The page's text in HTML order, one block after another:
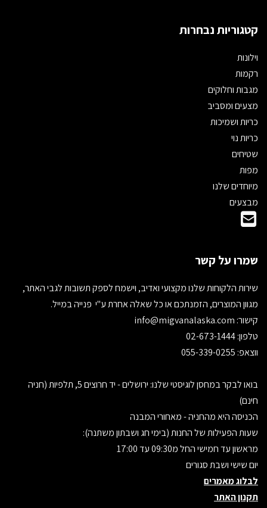
קטגוריות נבחרות
וילונות
רקמות
מגבות וחלוקים
מצעים ומסביב
כריות ושמיכות
כריות נוי
שטיחים
מפות
מיוחדים שלנו
מבצעים
שמרו על קשר
שירות הלקוחות שלנו מקצועי ואדיב, וישמח לספק תשובות לגבי האתר,
מגוון המוצרים, הזמנתכם או כל שאלה אחרת ע"י פנייה במייל.
קישור:
טלפון: 02-673-1444
ווצאפ: 055-339-0255
בואו לבקר במחסן לוגיסטי שלנו: ירושלים - יד חרוצים 5, תלפיות (חניה
חינם)
הכניסה היא מהחניה - מאחורי המבנה
שעות הפעילות של החנות (בימי חג ושבתון משתנה):
מראשון עד חמישי החל מ09:30 עד 17:00
יום שישי ושבת סגורים
לבלוג מאמרים
תקנון האתר